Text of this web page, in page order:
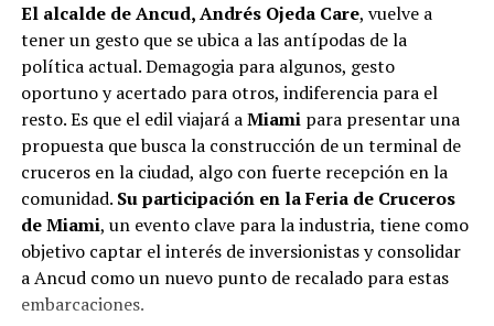
que hasta la fecha no han recibido respuesta clara sobre
si se entregarán los recursos.“Preocupa esta situación,
estos son proyectos que vienen trabajándose desde
hace tiempo y que hoy están en riesgo por la falta de
financiamiento”,declaró.
En la comuna deCuraco de Vélez, la alcaldesa Javiera
Yáñezindicó que históricamente la Subdere ha apoyado
a los municipios en diversos proyectos y que confía en
que durante el año se asignen nuevos recursos, aunque
reconoció una disminución evidente en comparación
con ejercicios anteriores. Señaló que su administración
El alcalde de Ancud, Andrés Ojeda Care, vuelve a
tener un gesto que se ubica a las antípodas de la
política actual. Demagogia para algunos, gesto
oportuno y acertado para otros, indiferencia para el
resto. Es que el edil viajará aMiamipara presentar una
propuesta que busca la construcción de un terminal de
cruceros en la ciudad, algo con fuerte recepción en la
comunidad. Su participación en la Feria de Cruceros
de Miami, un evento clave para la industria, tiene como
objetivo captar el interés de inversionistas y consolidar
a Ancud como un nuevo punto de recalado para estas
embarcaciones.